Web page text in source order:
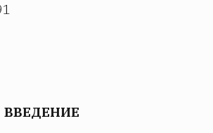
ВВЕДЕНИЕ